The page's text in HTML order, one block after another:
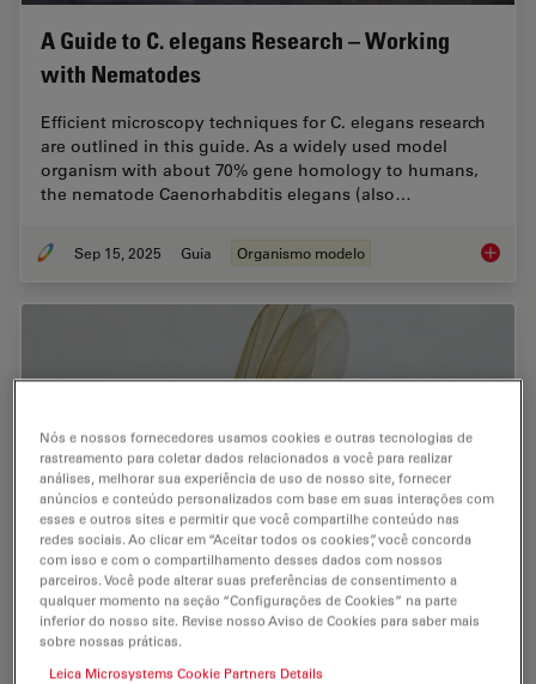
A Guide to C. elegans Research – Working
with Nematodes
Efficient microscopy techniques for C. elegans research
are outlined in this guide. As a widely used model
organism with about 70% gene homology to humans,
the nematode Caenorhabditis elegans (also…
Sep 15, 2025 Guia Organismo modelo A
A Guide to Using Microscopy for Drosophila
(Fruit Fly) Research
Nós e nossos fornecedores usamos cookies e outras tecnologias de
rastreamento para coletar dados relacionados a você para realizar
análises, melhorar sua experiência de uso de nosso site, fornecer
anúncios e conteúdo personalizados com base em suas interações com
esses e outros sites e permitir que você compartilhe conteúdo nas
redes sociais. Ao clicar em “Aceitar todos os cookies”, você concorda
com isso e com o compartilhamento desses dados com nossos
parceiros. Você pode alterar suas preferências de consentimento a
qualquer momento na seção “Configurações de Cookies” na parte
inferior do nosso site. Revise nosso Aviso de Cookies para saber mais
sobre nossas práticas.
Leica Microsystems Cookie Partners Details